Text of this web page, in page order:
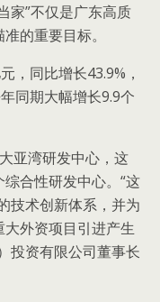
家”不仅是广东高质
的重要目标。
，同比增长43.9%，
同期大幅增长9.9个
亚湾研发中心，这
合性研发中心。“这
技术创新体系，并为
外资项目引进产生
投资有限公司董事长